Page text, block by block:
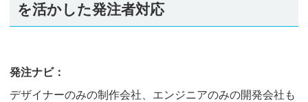
を活かした発注者対応
発注ナビ：
デザイナーのみの制作会社、エンジニアのみの開発会社も